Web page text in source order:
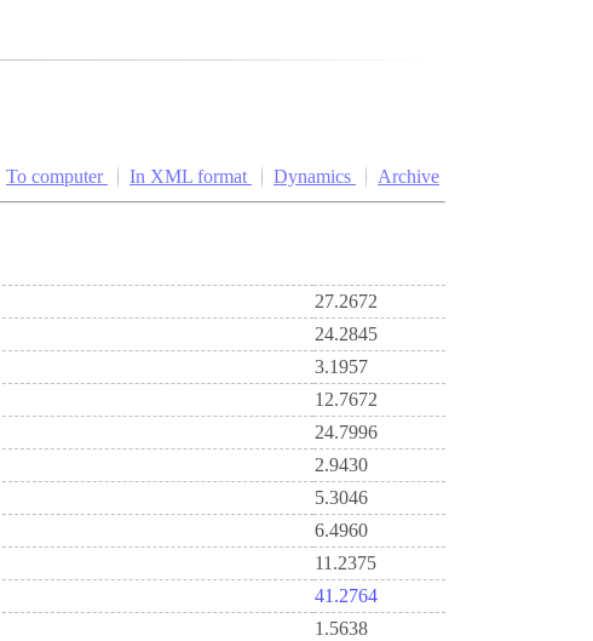
To computer In XML format Dynamics Archive
27.2672
24.2845
3.1957
12.7672
24.7996
2.9430
5.3046
6.4960
11.2375
41.2764
1.5638